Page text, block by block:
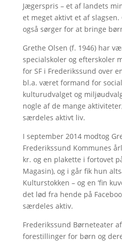
Jægerspris – et af landets
et meget aktivt et af
også sørger for at bringe
Grethe Olsen (f. 1946) har
specialskoler og efterskoler
for SF i Frederikssund over
bl.a. været formand for
kulturudvalget og
nogle af de mange
særdeles aktivt liv.
I september 2014 modtog
Frederikssund Kommunes
kr. og en plakette i fortovet
Magasin), og i går fik hun
Kulturstokken – og en ’fin
det lød fra hende på
særdeles aktiv.
Frederikssund Børneteater
forestillinger for børn og